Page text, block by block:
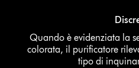
Quando è evidenziata la
colorata, il purificatore
tipo di